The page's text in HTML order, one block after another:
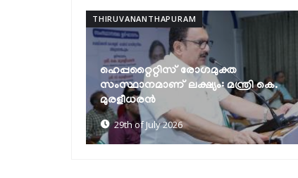
THIRUVANANTHAPURAM
ഹരിത ഓണം: ഗ്രീൻ പ്രോട്ടോക്കോൾ
കർശനമാക്കും
27th of July 2026